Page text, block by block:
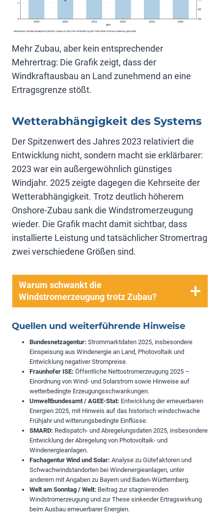
Mehr Zubau, aber kein entsprechender
Mehrertrag: Die Grafik zeigt, dass der
Windkraftausbau an Land zunehmend an eine
Ertragsgrenze stößt.
Wetterabhängigkeit des Systems
Der Spitzenwert des Jahres 2023 relativiert die
Entwicklung nicht, sondern macht sie erklärbarer:
2023 war ein außergewöhnlich günstiges
Windjahr. 2025 zeigte dagegen die Kehrseite der
Wetterabhängigkeit. Trotz deutlich höherem
Onshore-Zubau sank die Windstromerzeugung
wieder. Die Grafik macht damit sichtbar, dass
installierte Leistung und tatsächlicher Stromertrag
zwei verschiedene Größen sind.
Warum schwankt die
Windstromerzeugung trotz Zubau?
Quellen und weiterführende Hinweise
Bundesnetzagentur: Strommarktdaten 2025, insbesondere
Einspeisung aus Windenergie an Land, Photovoltaik und
Entwicklung negativer Strompreise.
Fraunhofer ISE: Öffentliche Nettostromerzeugung 2025 –
Einordnung von Wind- und Solarstrom sowie Hinweise auf
wetterbedingte Erzeugungsschwankungen.
Umweltbundesamt / AGEE-Stat: Entwicklung der erneuerbaren
Energien 2025, mit Hinweis auf das historisch windschwache
Frühjahr und witterungsbedingte Einflüsse.
SMARD: Redispatch- und Abregelungsdaten 2025, insbesondere
Entwicklung der Abregelung von Photovoltaik- und
Windenergieanlagen.
Fachagentur Wind und Solar: Analyse zu Gütefaktoren und
Schwachwindstandorten bei Windenergieanlagen, unter
anderem mit Angaben zu Bayern und Baden-Württemberg.
Welt am Sonntag / Welt: Beitrag zur stagnierenden
Windstromerzeugung und zur These sinkender Ertragswirkung
beim Ausbau erneuerbarer Energien.